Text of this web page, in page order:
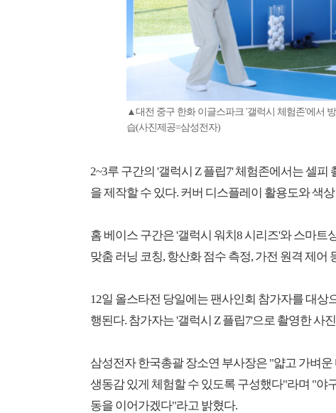
▲대전 중구 한화 이글스파크 '갤럭시 체험존'에서
습(사진제공=삼성전자)
2~3루 구간의 '갤럭시 Z 플립7' 체험존에서는 셀
을 제작할 수 있다. 커버 디스플레이 활용도와 색
홈 베이스 구간은 '갤럭시 워치8 시리즈'와 스마
맞춤 러닝 코칭, 항산화 점수 측정, 가전 원격 제어
12일 올스타전 당일에는 팬사인회 참가자를 대상
행된다. 참가자는 '갤럭시 Z 플립7'으로 촬영한 사
삼성전자 한국총괄 장소연 부사장은 "얇고 가벼
생동감 있게 체험할 수 있도록 구성했다"라며 "야
동을 이어가겠다"라고 밝혔다.